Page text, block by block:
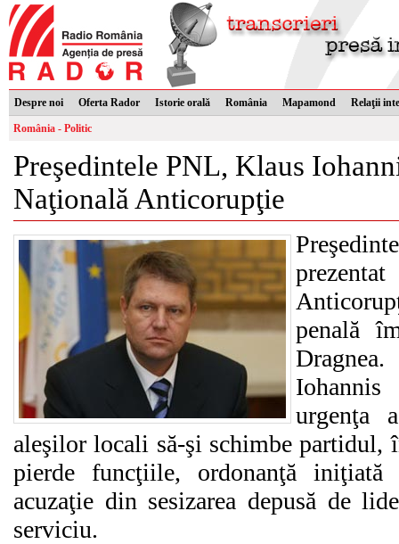
Despre noi Oferta Rador Istorie orală România Mapamond Relaţii
România - Politic
Preşedintele PNL, Klaus
Naţională Anticorupţie
penală
urgenţa
aleşilor locali să-şi schimbe partidul,
pierde funcţiile, ordonanţă
acuzaţie din sesizarea depusă de
serviciu.